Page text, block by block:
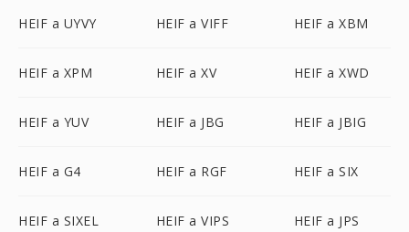
HEIF a UYVY HEIF a VIFF HEIF a XBM
HEIF a XPM HEIF a XV HEIF a XWD
HEIF a YUV HEIF a JBG HEIF a JBIG
HEIF a G4 HEIF a RGF HEIF a SIX
HEIF a SIXEL HEIF a VIPS HEIF a JPS